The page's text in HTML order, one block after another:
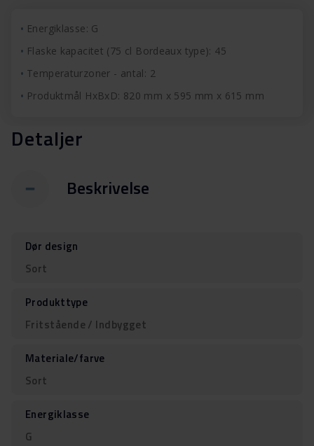
Energiklasse: G
Flaske kapacitet (75 cl Bordeaux type): 45
Temperaturzoner - antal: 2
Produktmål HxBxD: 820 mm x 595 mm x 615 mm
Detaljer
Beskrivelse
Dør design
Sort
Produkttype
Fritstående / Indbygget
Materiale/farve
Sort
Energiklasse
G